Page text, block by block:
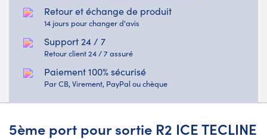
Retour et échange de produit
14 jours pour changer d'avis
Support 24 / 7
Retour client 24 / 7 assuré
Paiement 100% sécurisé
Par CB, Virement, PayPal ou chèque
5ème port pour sortie R2 ICE TECLINE